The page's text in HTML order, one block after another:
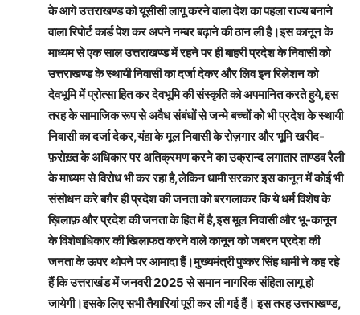
के आगे उत्तराखण्ड को यूसीसी लागू करने वाला देश का पहला राज्य बनाने
वाला रिपोर्ट कार्ड पेश कर अपने नम्बर बढ़ाने की ठान ली है।इस कानून के
माध्यम से एक साल उत्तराखण्ड में रहने पर ही बाहरी प्रदेश के निवासी को
उत्तराखण्ड के स्थायी निवासी का दर्जा देकर और लिव इन रिलेशन को
देवभूमि में प्रोत्सा हित कर देवभूमि की संस्कृति को अपमानित करते हुये,इस
तरह के सामाजिक रूप से अवैध संबंधों से जन्मे बच्चों को भी प्रदेश के स्थायी
निवासी का दर्जा देकर,यंहा के मूल निवासी के रोज़गार और भूमि खरीद-
फ़रोख़्त के अधिकार पर अतिक्रमण करने का उक्रान्द लगातार ताण्डव रैली
के माध्यम से विरोध भी कर रहा है,लेकिन धामी सरकार इस कानून में कोई भी
संसोधन करे बग़ैर ही प्रदेश की जनता को बरगलाकर कि ये धर्म विशेष के
ख़िलाफ़ और प्रदेश की जनता के हित में है,इस मूल निवासी और भू-कानून
के विशेषाधिकार की खिलाफत करने वाले कानून को जबरन प्रदेश की
जनता के ऊपर थोपने पर आमादा हैं।मुख्यमंत्री पुष्कर सिंह धामी ने कह रहे
हैं कि उत्तराखंड में जनवरी 2025 से समान नागरिक संहिता लागू हो
जायेगी।इसके लिए सभी तैयारियां पूरी कर ली गई हैं। इस तरह उत्तराखण्ड,